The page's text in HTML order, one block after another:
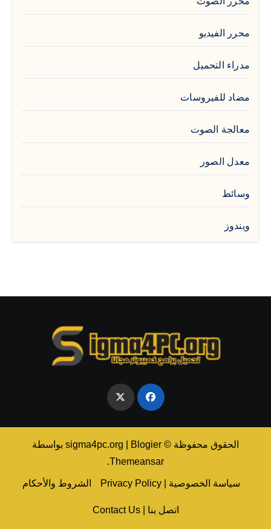
محرر الفيديو
مدراء التحميل
مضاد للفيروسات
معالجة الصوت
معدل الصور
وسائط
ويندوز
الحقوق محفوظة © sigma4pc.org Blogier
بواسطة
Themeansar
.
سياسة الخصوصية | Privacy Policy الشروط والأحكام
اتصل بنا | Contact Us